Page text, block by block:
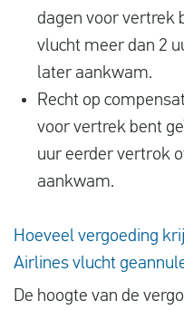
dagen voor vertrek
vlucht meer dan 2
later aankwam.
Recht op
voor vertrek bent
uur eerder vertrok
aankwam.
Hoeveel vergoeding
Airlines vlucht
De hoogte van de